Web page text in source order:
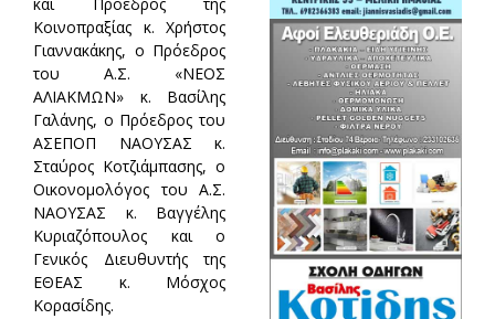
Κοινοπραξίας κ. Χρήστος
Γιαννακάκης, ο Πρόεδρος
του Α.Σ. «ΝΕΟΣ
ΑΛΙΑΚΜΩΝ» κ. Βασίλης
Γαλάνης, ο Πρόεδρος του
ΑΣΕΠΟΠ ΝΑΟΥΣΑΣ κ.
Σταύρος Κοτζιάμπασης, ο
Οικονομολόγος του Α.Σ.
ΝΑΟΥΣΑΣ κ. Βαγγέλης
Κυριαζόπουλος και ο
Γενικός Διευθυντής της
ΕΘΕΑΣ κ. Μόσχος
Κορασίδης.